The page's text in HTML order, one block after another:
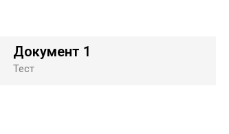
Документ 1
Тест